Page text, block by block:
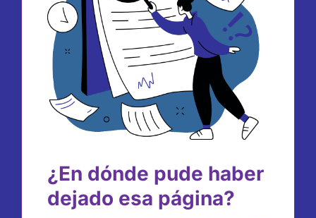
¿En dónde pude haber
dejado esa página?